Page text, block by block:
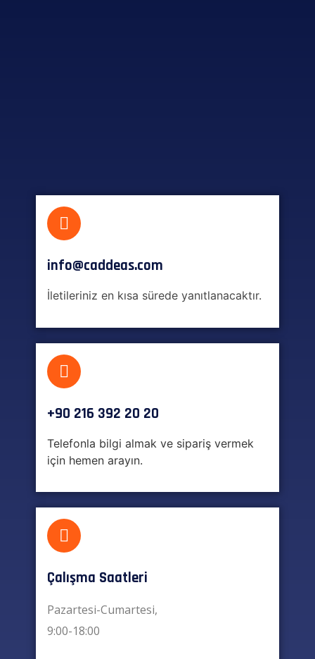
info@caddeas.com
İletileriniz en kısa sürede yanıtlanacaktır.
+90 216 392 20 20
Telefonla bilgi almak ve sipariş vermek
için hemen arayın.
Çalışma Saatleri
Pazartesi-Cumartesi,
9:00-18:00